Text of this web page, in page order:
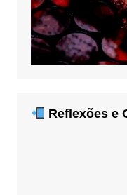
Reflexões e